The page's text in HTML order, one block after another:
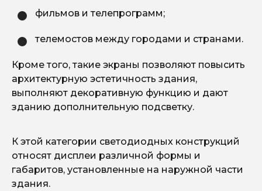
фильмов и телепрограмм;
телемостов между городами и странами.
Кроме того, такие экраны позволяют повысить
архитектурную эстетичность здания,
выполняют декоративную функцию и дают
зданию дополнительную подсветку.
К этой категории светодиодных конструкций
относят дисплеи различной формы и
габаритов, установленные на наружной части
здания.